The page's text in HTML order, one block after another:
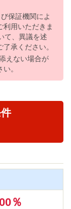
保証機関によ
利用いただきま
て、異議を述
承ください。
えない場合が
。
％